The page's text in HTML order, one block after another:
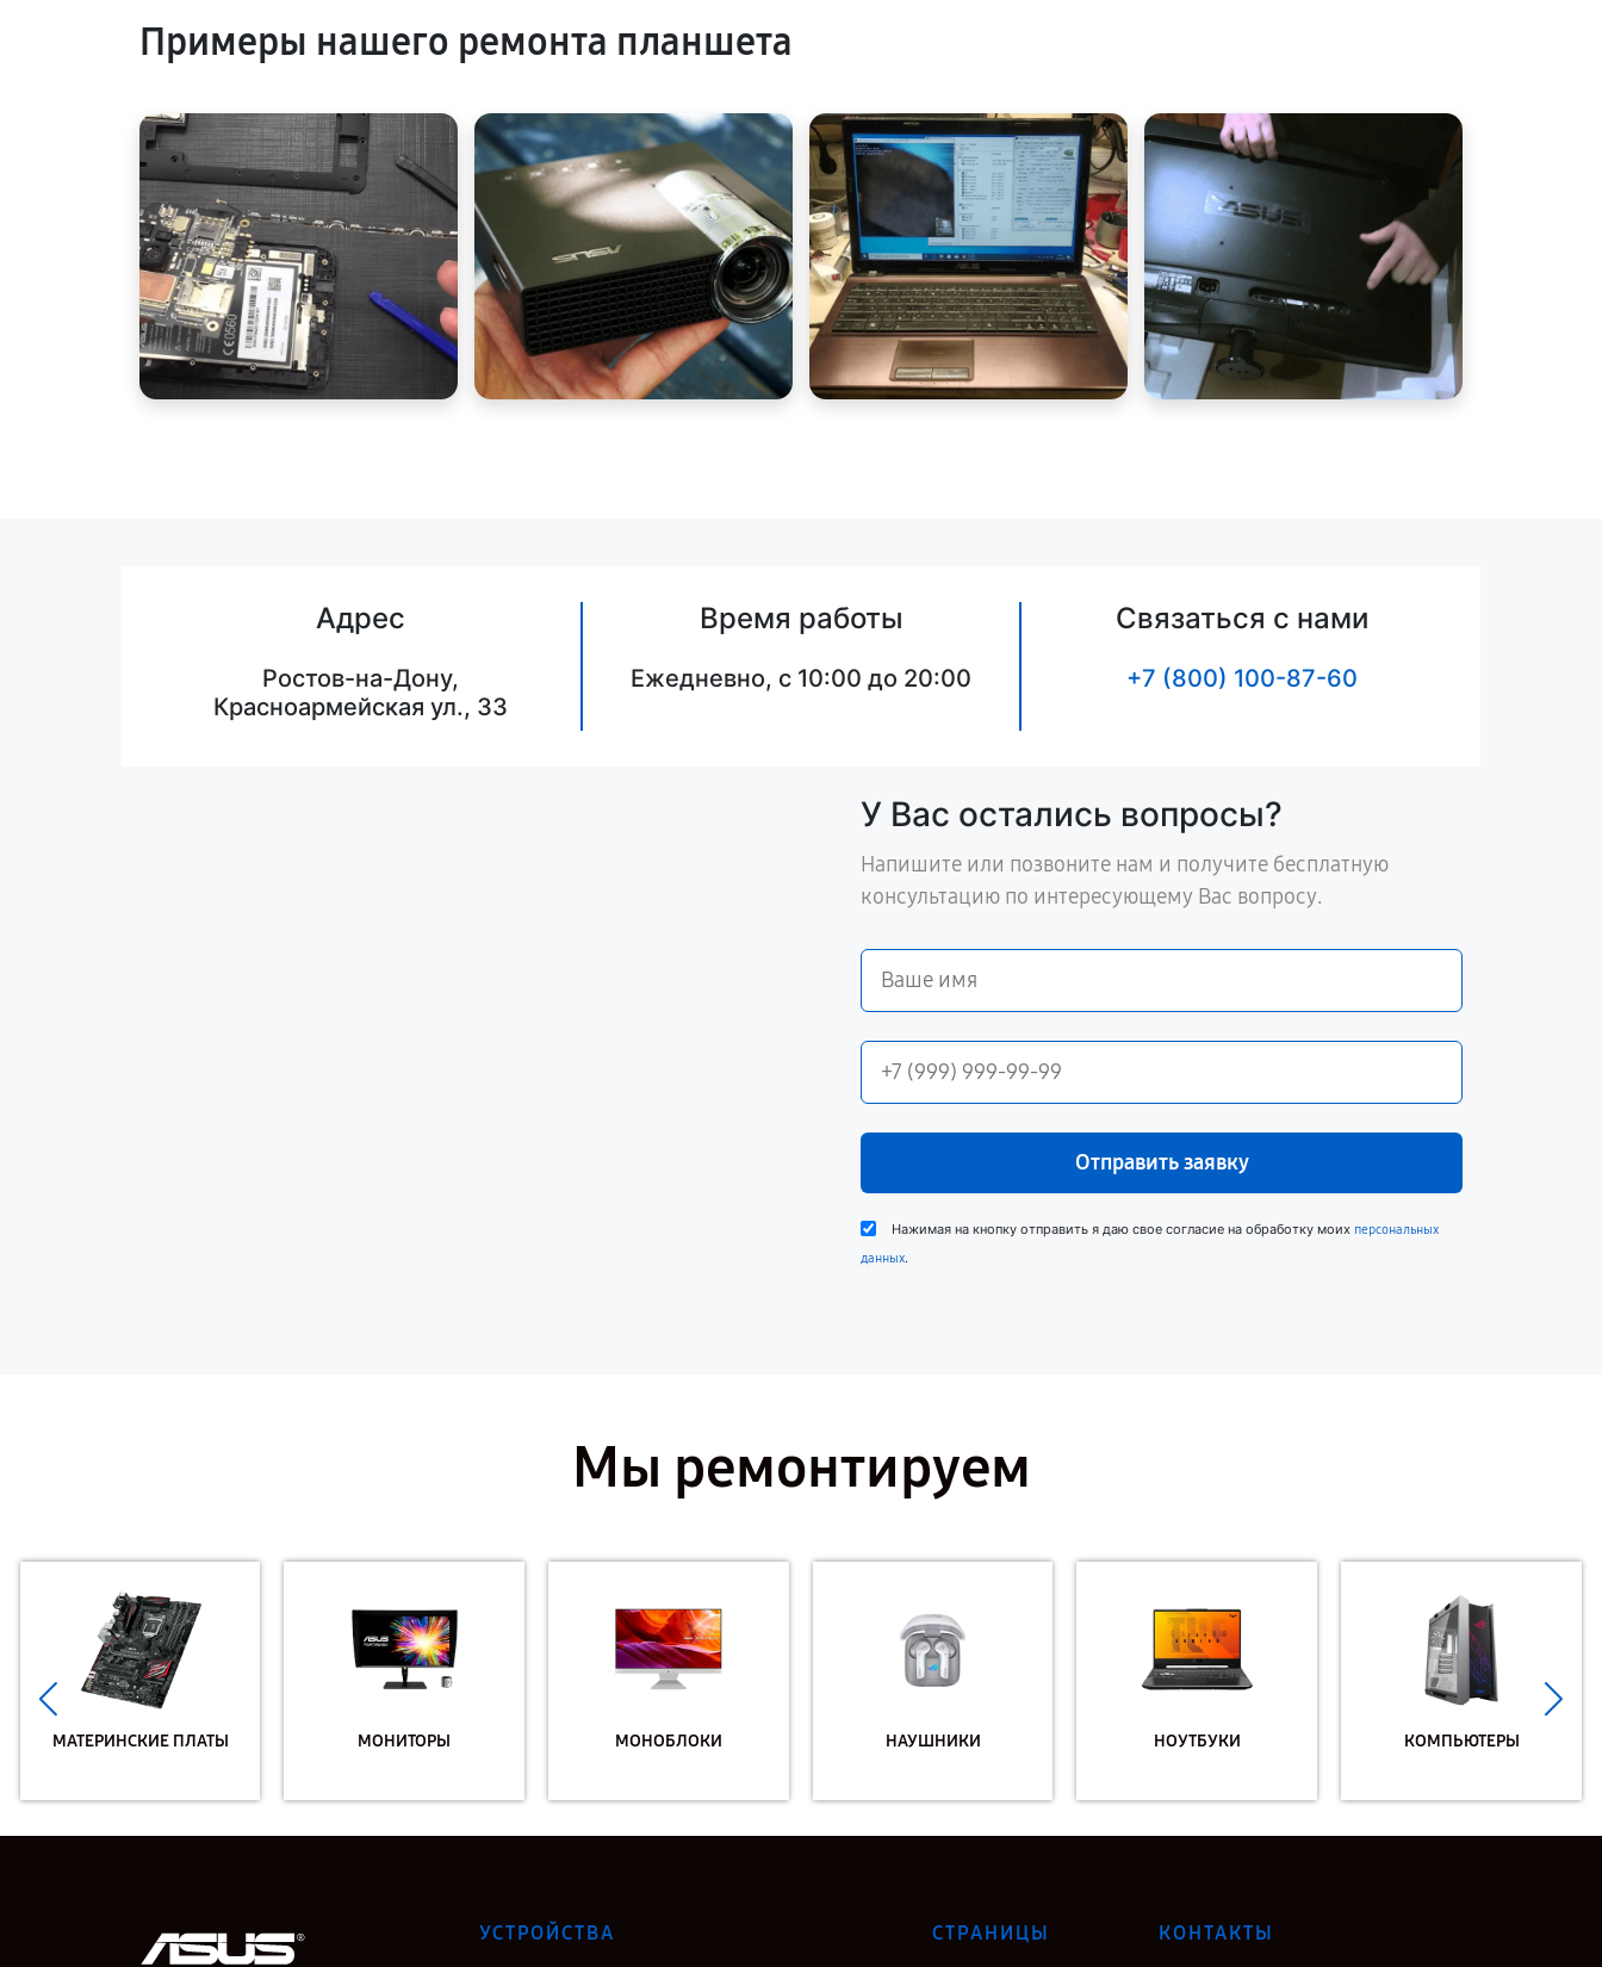
Примеры нашего ремонта планшета
Адрес
Ростов-на-Дону,
Красноармейская ул., 33
Время работы
Ежедневно, с 10:00 до 20:00
Связаться с нами
+7 (800) 100-87-60
У Вас остались вопросы?
Напишите или позвоните нам и получите бесплатную
консультацию по интересующему Вас вопросу.
Отправить заявку
Нажимая на кнопку отправить я даю свое согласие на обработку моих персональных
данных.
Мы ремонтируем
МАТЕРИНСКИЕ ПЛАТЫ МОНИТОРЫ МОНОБЛОКИ НАУШНИКИ НОУТБУКИ КОМПЬЮТЕРЫ
УСТРОЙСТВА СТРАНИЦЫ КОНТАКТЫ